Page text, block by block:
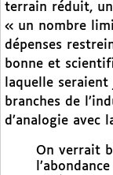
terrain réduit,
« un nombre
dépenses
bonne et
laquelle
branches de
d’analogie avec
On verrait